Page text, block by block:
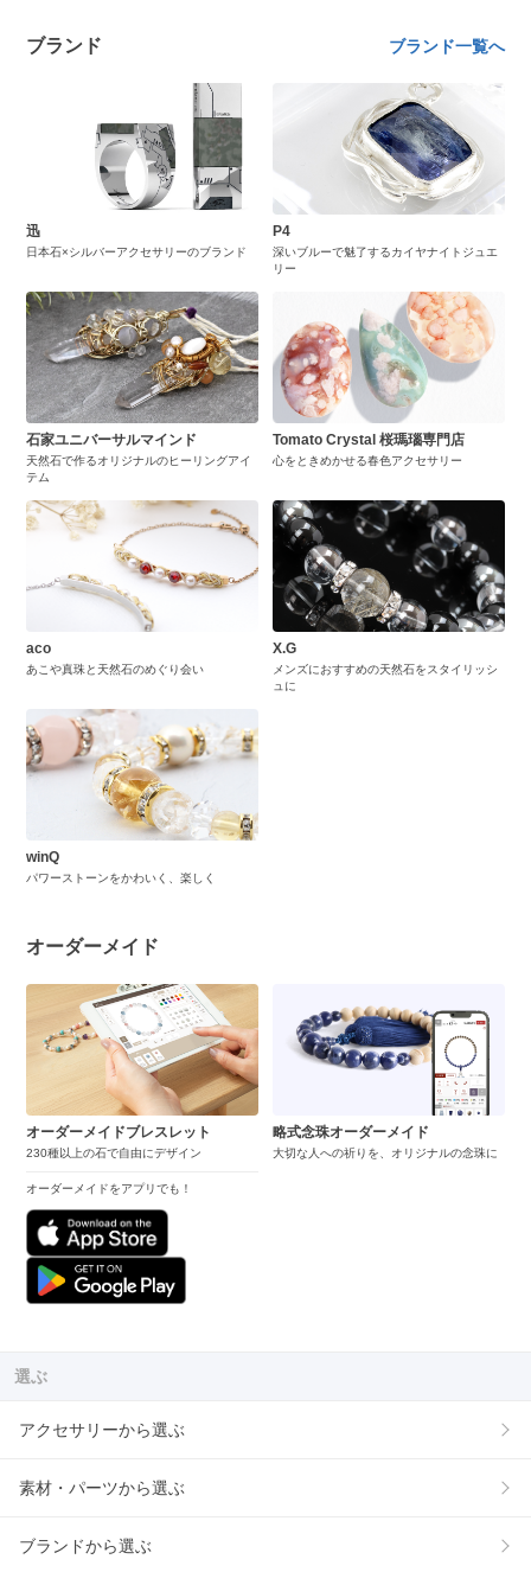
ブランド ブランド一覧へ
迅
日本石×シルバーアクセサリーのブランド
P4
深いブルーで魅了するカイヤナイトジュエ
リー
石家ユニバーサルマインド
天然石で作るオリジナルのヒーリングアイ
テム
Tomato Crystal 桜瑪瑙専門店
心をときめかせる春色アクセサリー
aco
あこや真珠と天然石のめぐり会い
X.G
メンズにおすすめの天然石をスタイリッシ
ュに
winQ
パワーストーンをかわいく、楽しく
オーダーメイド
オーダーメイドブレスレット
230種以上の石で自由にデザイン
オーダーメイドをアプリでも！
略式念珠オーダーメイド
大切な人への祈りを、オリジナルの念珠に
選ぶ
アクセサリーから選ぶ
素材・パーツから選ぶ
ブランドから選ぶ